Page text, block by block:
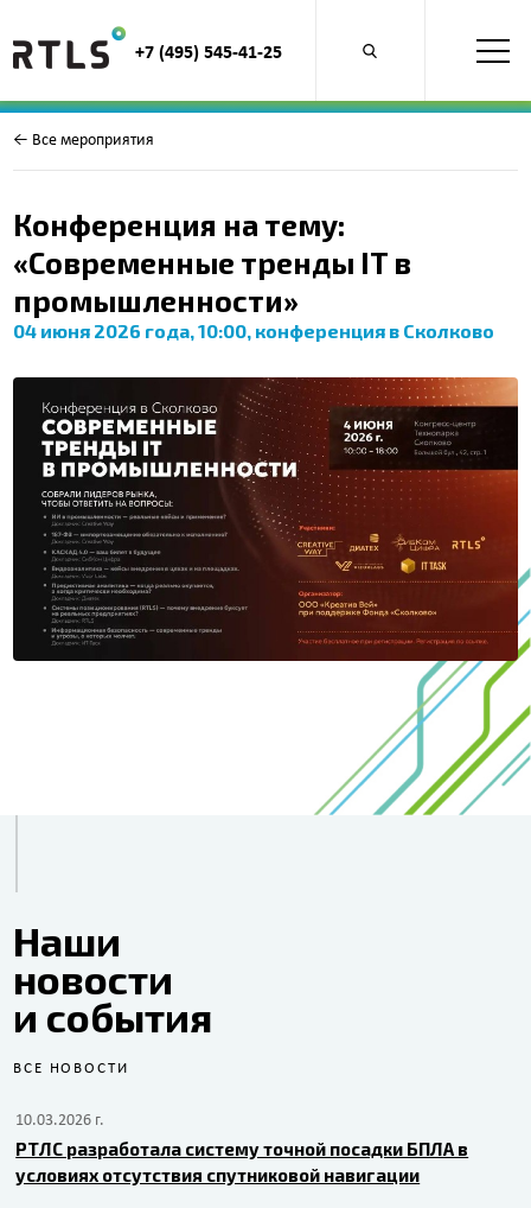
Открыть
продуктам
+7 (495) 545-41-25
← Все мероприятия
Конференция на тему:
«Современные тренды IT в
промышленности»
04 июня 2026 года, 10:00, конференция в Сколково
Наши
новости
и события
ВСЕ НОВОСТИ
10.03.2026 г.
РТЛС разработала систему точной посадки БПЛА в
условиях отсутствия спутниковой навигации